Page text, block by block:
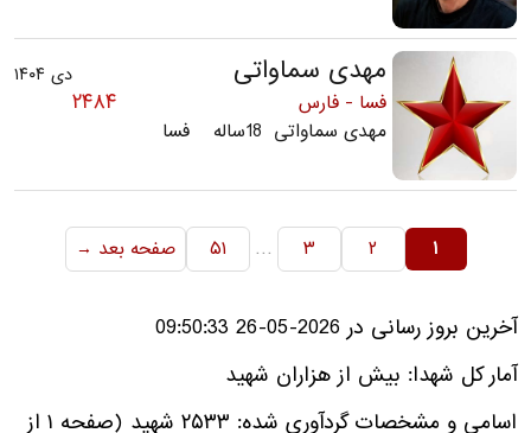
دی ۱۴۰۴ مهدی سماواتی
۲۴۸۴
فسا - فارس
مهدی سماواتی 18ساله فسا
۱ ۲ ۳ … ۵۱ صفحه بعد →
آخرین بروز رسانی در 2026-05-26 09:50:33
آمار کل شهدا: بیش از هزاران شهید
اسامی و مشخصات گردآوری شده: ۲۵۳۳ شهید (صفحه ۱ از